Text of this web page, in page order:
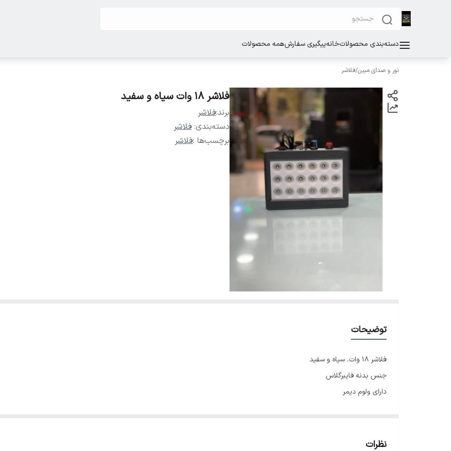
دسته‌بندی محصولاتخانهپیگیری سفارشهمه محصولات
نور و صدای مبین/فلاشر
فلاشر ۱۸ وات سیاه و سفید
برند:فلاشر
دسته‌بندی: فلاشر
برچسب‌ها :فلاشر
توضیحات
فلاشر ۱۸ وات. سیاه و سفید
جنس بدنه فایبرگلاس
دارای ولوم دیمر
نظرات